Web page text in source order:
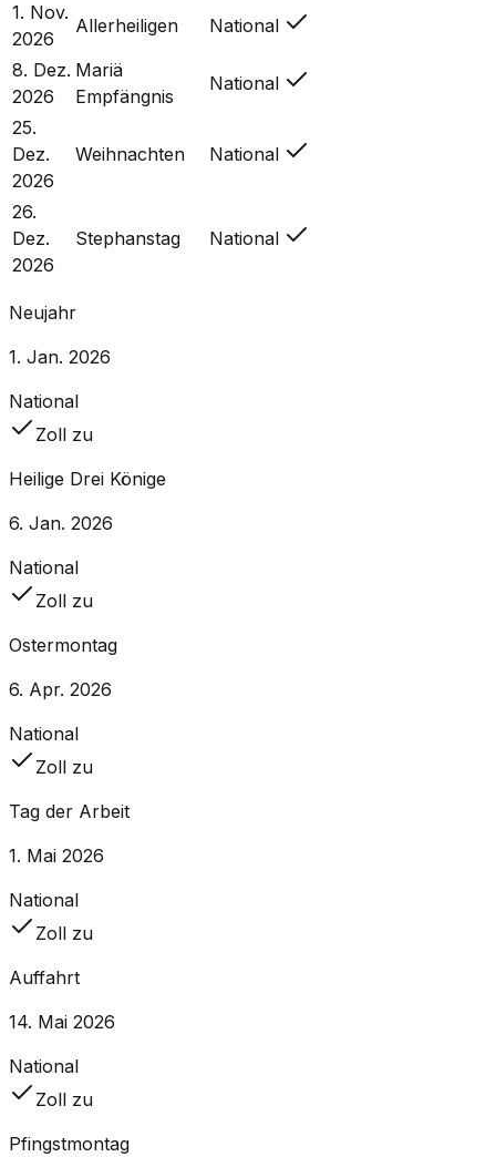
1. Nov.
2026
Allerheiligen
National
8. Dez.
2026
Mariä
Empfängnis
National
25.
Dez.
2026
Weihnachten National
26.
Dez.
2026
Stephanstag National
Neujahr
1. Jan. 2026
National
Zoll zu
Heilige Drei Könige
6. Jan. 2026
National
Zoll zu
Ostermontag
6. Apr. 2026
National
Zoll zu
Tag der Arbeit
1. Mai 2026
National
Zoll zu
Auffahrt
14. Mai 2026
National
Zoll zu
Pfingstmontag